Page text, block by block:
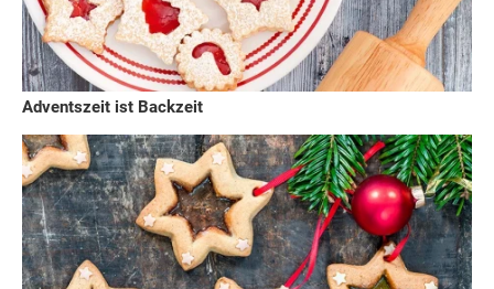
Adventszeit ist Backzeit